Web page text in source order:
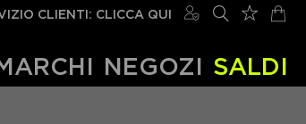
CLIENTI: CLICCA QUI
NEGOZI SALDI